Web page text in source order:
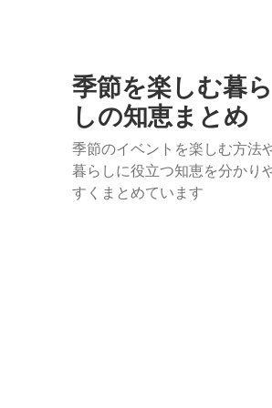
季節を楽しむ暮ら
しの知恵まとめ
季節のイベントを楽しむ方法
暮らしに役立つ知恵を分かり
すくまとめています